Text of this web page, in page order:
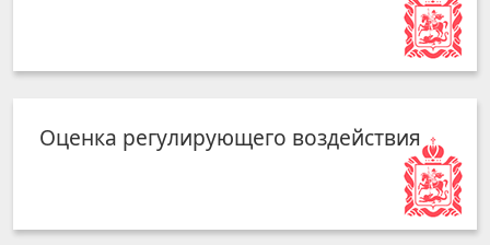
Оценка регулирующего воздействия